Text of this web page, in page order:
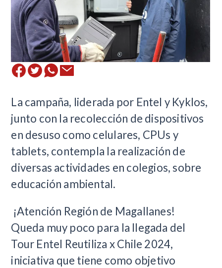
​La campaña, liderada por Entel y Kyklos,
junto con la recolección de dispositivos
en desuso como celulares, CPUs y
tablets, contempla la realización de
diversas actividades en colegios, sobre
educación ambiental.
¡Atención Región de Magallanes!
Queda muy poco para la llegada del
Tour Entel Reutiliza x Chile 2024,
iniciativa que tiene como objetivo